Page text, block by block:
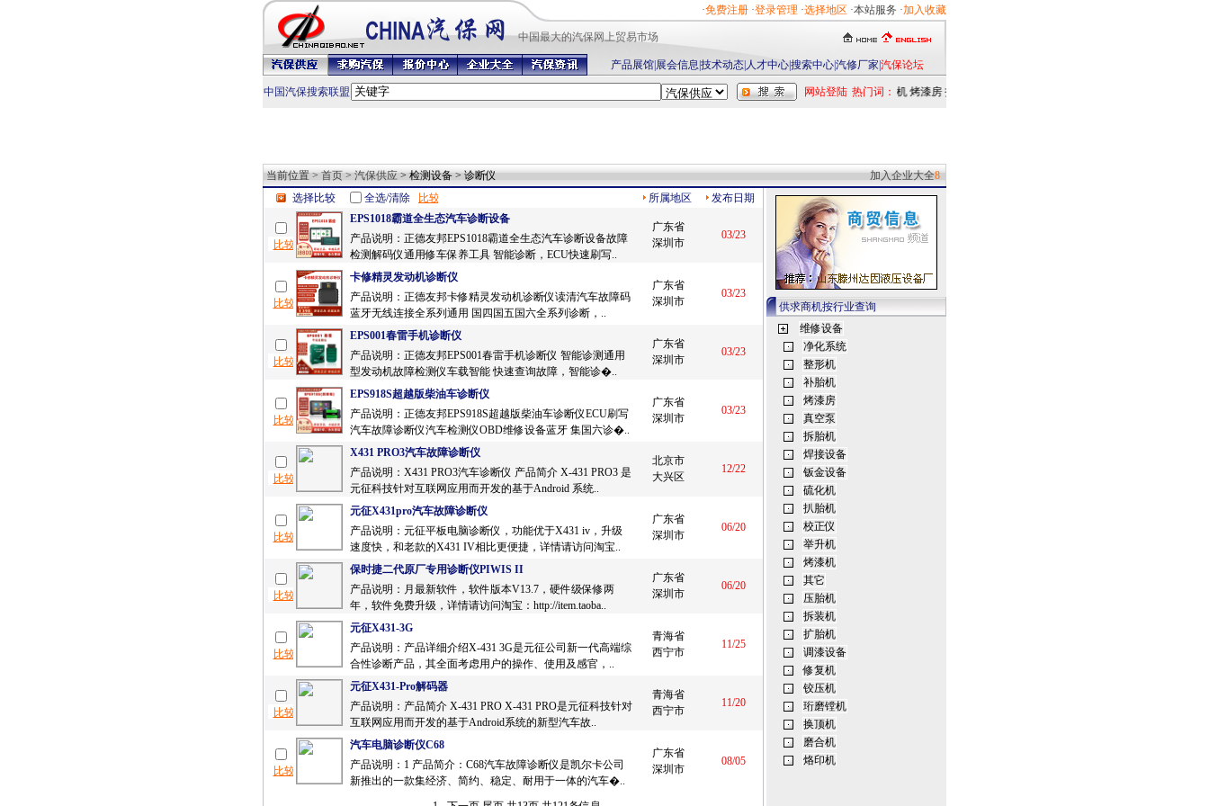
中国最
·免费注册 ·登录管理 ·选择地区 ·本站服务 ·加入收藏
大的汽保网上贸易市场
产品展馆| 展会信息 技术动态| 人才中心|搜索中心|汽修厂家 汽保论坛
中国汽保搜索联盟 网站登陆 热门词：
举升机 烤漆房 扒胎机
当前位置 > 首页 > 汽保供应 > 检测设备 > 诊断仪 加入企业大全8
选择比较
全选/清除 所属地区
发布日期
EPS1018霸道全生态汽车诊断设备
广东省
深圳市
03/23
产品说明：正德友邦EPS1018霸道全生态汽车诊断设备故障
检测解码仪通用修车保养工具 智能诊断，ECU快速刷写..
卡修精灵发动机诊断仪
广东省
深圳市
03/23
产品说明：正德友邦卡修精灵发动机诊断仪读清汽车故障码
蓝牙无线连接全系列通用 国四国五国六全系列诊断，..
EPS001春雷手机诊断仪
广东省
深圳市
03/23
产品说明：正德友邦EPS001春雷手机诊断仪 智能诊测通用
型发动机故障检测仪车载智能 快速查询故障，智能诊�..
EPS918S超越版柴油车诊断仪
广东省
深圳市
03/23
产品说明：正德友邦EPS918S超越版柴油车诊断仪ECU刷写
汽车故障诊断仪汽车检测仪OBD维修设备蓝牙 集国六诊�..
X431 PRO3汽车故障诊断仪
北京市
大兴区
12/22
产品说明：X431 PRO3汽车诊断仪 产品简介 X-431 PRO3 是
元征科技针对互联网应用而开发的基于Android 系统..
元征X431pro汽车故障诊断仪
广东省
深圳市
06/20
产品说明：元征平板电脑诊断仪，功能优于X431 iv，升级
速度快，和老款的X431 IV相比更便捷，详情请访问淘宝..
保时捷二代原厂专用诊断仪PIWIS II
广东省
深圳市
06/20
产品说明：月最新软件，软件版本V13.7，硬件级保修两
年，软件免费升级，详情请访问淘宝：http://item.taoba..
元征X431-3G
青海省
西宁市
11/25
产品说明：产品详细介绍X-431 3G是元征公司新一代高端综
合性诊断产品，其全面考虑用户的操作、使用及感官，..
元征X431-Pro解码器
青海省
西宁市
11/20
产品说明：产品简介 X-431 PRO X-431 PRO是元征科技针对
互联网应用而开发的基于Android系统的新型汽车故..
汽车电脑诊断仪C68
广东省
深圳市
08/05
产品说明：1 产品简介：C68汽车故障诊断仪是凯尔卡公司
新推出的一款集经济、简约、稳定、耐用于一体的汽车�..
供求商机按行业查询